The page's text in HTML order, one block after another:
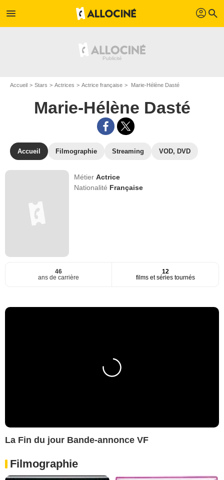
menu profil search
Accueil Stars Actrices Actrice française Marie-Hélène Dasté
Marie-Hélène Dasté
Accueil Filmographie Streaming VOD, DVD
MétierActrice
Nationalité Française
46
ans de carrière
12
films et séries tournés
La Fin du jour Bande-annonce VF
Filmographie